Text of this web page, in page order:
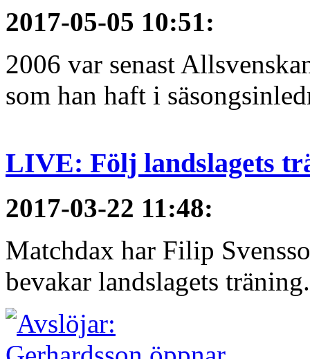
2017-05-05 10:51 :
2006 var senast
som han haft i
LIVE: Följ landslagets
2017-03-22 11:48:
Matchdax har Filip
bevakar landslagets